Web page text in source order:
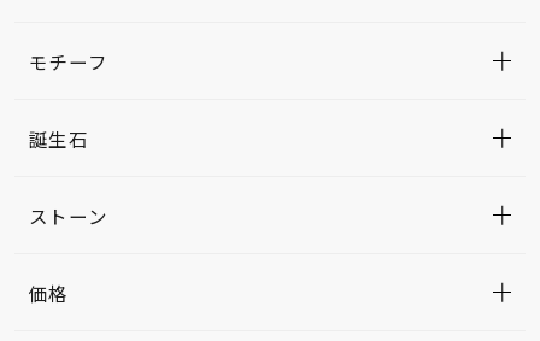
モチーフ
誕生石
ストーン
価格